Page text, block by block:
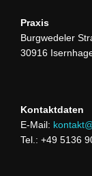
Praxis
Burgwedeler
30916
Kontaktdaten
E-Mail:
Tel.: +49 5136